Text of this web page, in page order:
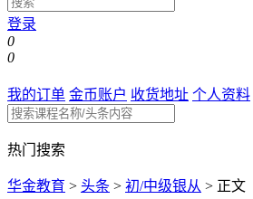
登录
0
0
我的订单 金币账户 收货地址 个人资料
热门搜索
华金教育 > 头条 > 初/中级银从 > 正文